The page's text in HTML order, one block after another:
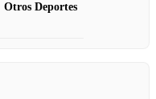
Otros Deportes